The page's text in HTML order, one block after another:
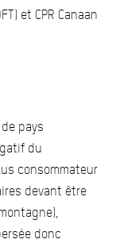
et CPR Canaan
pays
du
consommateur
devant être
donc